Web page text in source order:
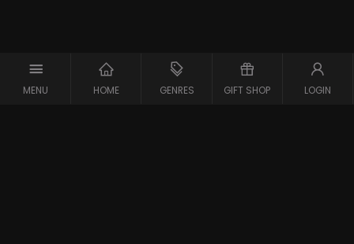
MENU HOME GENRES GIFT SHOP LOGIN